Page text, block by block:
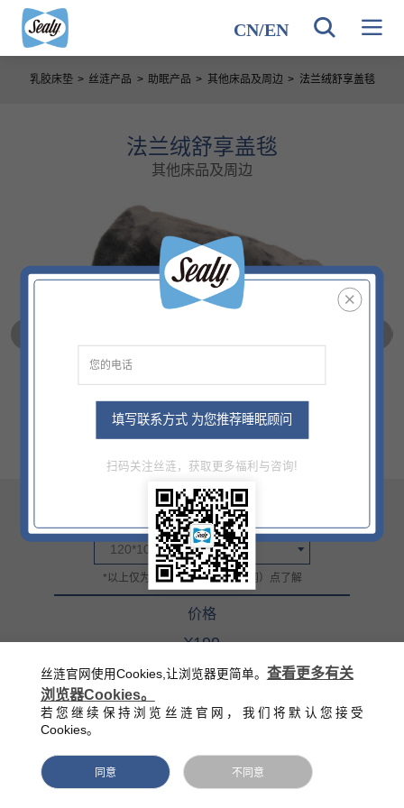
CN/EN
乳胶床垫 > 丝涟产品 > 助眠产品 > 其他床品及周边 > 法兰绒舒享盖毯
法兰绒舒享盖毯
其他床品及周边
尺寸
120*100CM
*以上仅为部分信息，详情门（网）点了解
价格
¥199
官方零售指导价（该价格不含底床）
西藏/新疆/海南/青海等偏远地区除外
填写联系方式 为您推荐睡眠顾问
扫码关注丝涟，获取更多福利与咨询!
丝涟官网使用Cookies,让浏览器更简单。 查看更多有关
浏览器Cookies。
若您继续保持浏览丝涟官网，我们将默认您接受
Cookies。
同意 不同意